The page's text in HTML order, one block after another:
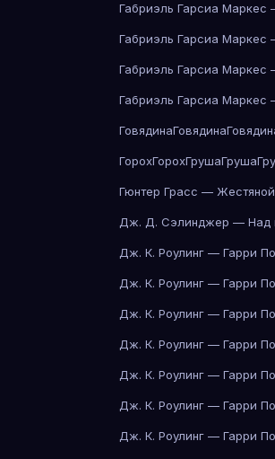
Габриэль Гарсиа Маркес
Габриэль Гарсиа Маркес
Габриэль Гарсиа Маркес
Габриэль Гарсиа Маркес
ГовядинаГовядина
ГорохГорохГрушаГруша
Гюнтер Грасс —
Дж. Д. Сэлинджер — Над
Дж. К. Роулинг — Гарри
Дж. К. Роулинг — Гарри
Дж. К. Роулинг — Гарри
Дж. К. Роулинг — Гарри
Дж. К. Роулинг — Гарри
Дж. К. Роулинг — Гарри
Дж. К. Роулинг — Гарри